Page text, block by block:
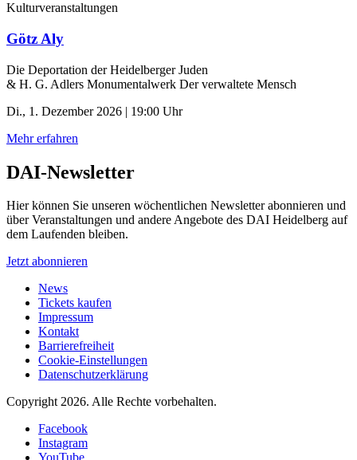
Kulturveranstaltungen
Götz Aly
Die Deportation der ­Heidelberger Juden
& H. G. Adlers Monumentalwerk Der verwaltete Mensch
Di., 1. Dezember 2026 | 19:00 Uhr
Mehr erfahren
DAI-Newsletter
Hier können Sie unseren wöchentlichen Newsletter abonnieren und
über Veranstaltungen und andere Angebote des DAI Heidelberg auf
dem Laufenden bleiben.
Jetzt abonnieren
News
Tickets kaufen
Impressum
Kontakt
Barrierefreiheit
Cookie-Einstellungen
Datenschutzerklärung
Copyright 2026. Alle Rechte vorbehalten.
Facebook
Instagram